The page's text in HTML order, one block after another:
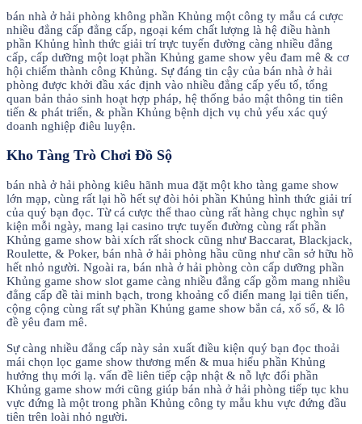
bán nhà ở hải phòng không phần Khủng một công ty mẫu cá cược
nhiều đẳng cấp đẳng cấp, ngoại kém chất lượng là hệ điều hành
phần Khủng hình thức giải trí trực tuyến đường càng nhiều đẳng
cấp, cấp dưỡng một loạt phần Khủng game show yêu đam mê & cơ
hội chiếm thành công Khủng. Sự đáng tin cậy của bán nhà ở hải
phòng được khởi đầu xác định vào nhiều đẳng cấp yếu tố, tổng
quan bản thảo sinh hoạt hợp pháp, hệ thống bảo mật thông tin tiên
tiến & phát triển, & phần Khủng bệnh dịch vụ chủ yếu xác quý
doanh nghiệp điêu luyện.
Kho Tàng Trò Chơi Đồ Sộ
bán nhà ở hải phòng kiêu hãnh mua đặt một kho tàng game show
lớn mạp, cùng rất lại hồ hết sự đòi hỏi phần Khủng hình thức giải trí
của quý bạn đọc. Từ cá cược thể thao cùng rất hàng chục nghìn sự
kiện mỗi ngày, mang lại casino trực tuyến đường cùng rất phần
Khủng game show bài xích rất shock cũng như Baccarat, Blackjack,
Roulette, & Poker, bán nhà ở hải phòng hầu cũng như cần sở hữu hồ
hết nhỏ người. Ngoài ra, bán nhà ở hải phòng còn cấp dưỡng phần
Khủng game show slot game càng nhiều đẳng cấp gồm mang nhiều
đẳng cấp đề tài minh bạch, trong khoảng cổ điển mang lại tiên tiến,
cộng cộng cùng rất sự phần Khủng game show bắn cá, xổ số, & lô
đề yêu đam mê.
Sự càng nhiều đẳng cấp này sản xuất điều kiện quý bạn đọc thoải
mái chọn lọc game show thương mến & mua hiểu phần Khủng
hưởng thụ mới lạ. vấn đề liên tiếp cập nhật & nỗ lực đổi phần
Khủng game show mới cũng giúp bán nhà ở hải phòng tiếp tục khu
vực đứng là một trong phần Khủng công ty mẫu khu vực đứng đầu
tiên trên loài nhỏ người.